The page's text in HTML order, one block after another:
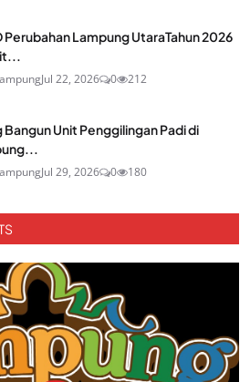
Perubahan Lampung UtaraTahun 2026
Jul 22, 2026 0 212
Bangun Unit Penggilingan Padi di
Jul 29, 2026 0 180